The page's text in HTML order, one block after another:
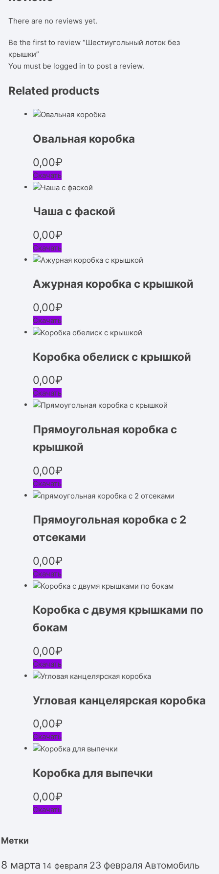
There are no reviews yet.
Be the first to review “Шестиугольный лоток без
крышки”
You must be logged in to post a review.
Related products
Овальная коробка
0,00₽
Скачать
Чаша с фаской
0,00₽
Скачать
Ажурная коробка с крышкой
0,00₽
Скачать
Коробка обелиск с крышкой
0,00₽
Скачать
Прямоугольная коробка с
крышкой
0,00₽
Скачать
Прямоугольная коробка с 2
отсеками
0,00₽
Скачать
Коробка с двумя крышками по
бокам
0,00₽
Скачать
Угловая канцелярская коробка
0,00₽
Скачать
Коробка для выпечки
0,00₽
Скачать
Метки
8 марта 14 февраля 23 февраля Автомобиль